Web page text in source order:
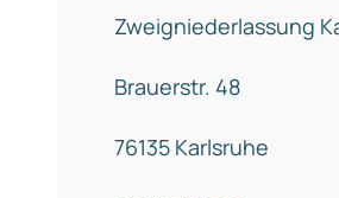
Zweigniederlassung
Brauerstr. 48
76135 Karlsruhe